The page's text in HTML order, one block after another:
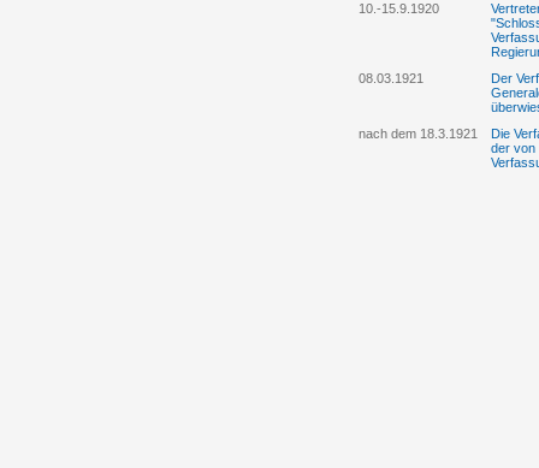
10.-15.9.1920
08.03.1921
Der
nach dem 18.3.1921
Die
der von